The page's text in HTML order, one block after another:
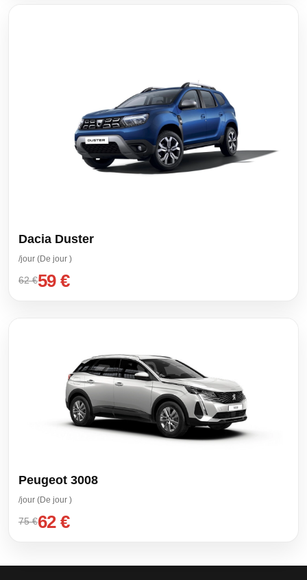
Dacia Duster
/jour (De jour )
62 €59 €
Peugeot 3008
/jour (De jour )
75 €62 €